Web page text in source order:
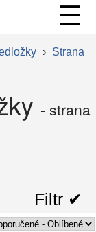
☰
› Strana
- strana
Filtr ✔︎